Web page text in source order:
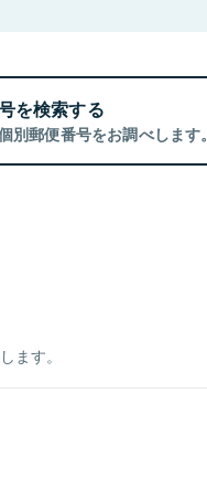
を検索する
別郵便番号をお調べします。
ます。